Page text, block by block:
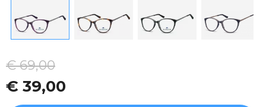
€ 69,00
€ 39,00